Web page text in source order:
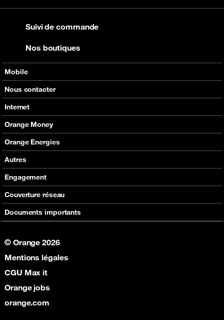
Mobile
Nos offres
Nos produits
Assistance
Nous contacter
Tous les contacts
En boutique
Internet
Nos offres
Nos produits
Assistance
Orange Money
Carte Visa Orange Money
Devenir partenaire Orange Money
Assistance
Orange Energies
Offres
Autres
SVA
Max it
Boutique
Engagement
RSE
Fondation Orange
Couverture réseau
Documents importants
Suivi de commande
Nos boutiques
© Orange 2026
Mentions légales
CGU Max it
Orange jobs
orange.com